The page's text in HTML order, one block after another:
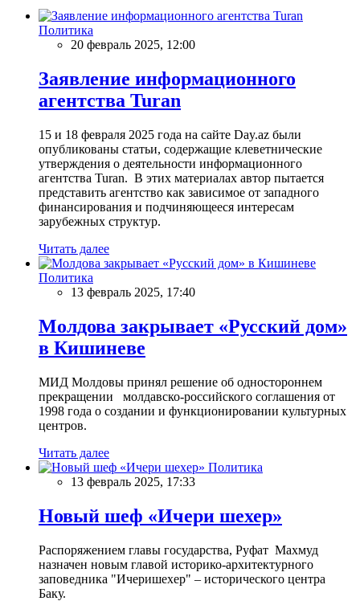
Политика
20 февраль 2025, 12:00
Заявление информационного
агентства Turan
15 и 18 февраля 2025 года на сайте Day.az были
опубликованы статьи, содержащие клеветнические
утверждения о деятельности информационного
агентства Turan. В этих материалах автор пытается
представить агентство как зависимое от западного
финансирования и подчиняющееся интересам
зарубежных структур.
Читать далее
Политика
13 февраль 2025, 17:40
Молдова закрывает «Русский дом»
в Кишиневе
МИД Молдовы принял решение об одностороннем
прекращении молдавско-российского соглашения от
1998 года о создании и функционировании культурных
центров.
Читать далее
Политика
13 февраль 2025, 17:33
Новый шеф «Ичери шехер»
Распоряжением главы государства, Руфат Махмуд
назначен новым главой историко-архитектурного
заповедника "Ичеришехер" – исторического центра
Баку.